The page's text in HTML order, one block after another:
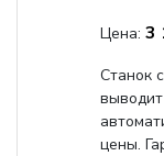
Цена: 3
Станок
цены.